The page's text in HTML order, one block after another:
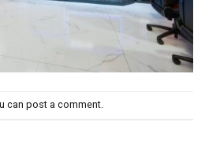
can post a comment.